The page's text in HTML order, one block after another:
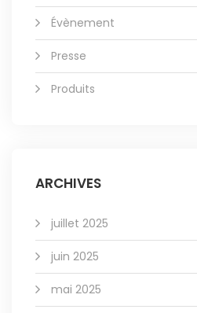
Évènement
Presse
Produits
ARCHIVES
juillet 2025
juin 2025
mai 2025